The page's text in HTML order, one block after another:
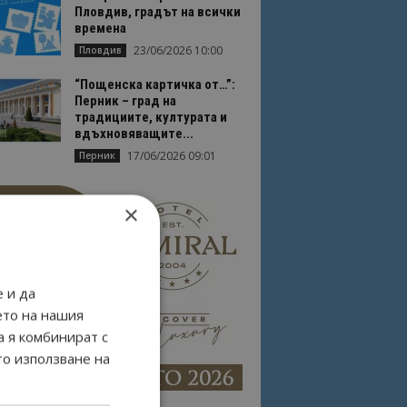
Пловдив, градът на всички
времена
Пловдив 23/06/2026 10:00
“Пощенска картичка от…”:
Перник – град на
традициите, културата и
вдъхновяващите...
Перник 17/06/2026 09:01
×
и да
на нашия
я комбинират с
използване на